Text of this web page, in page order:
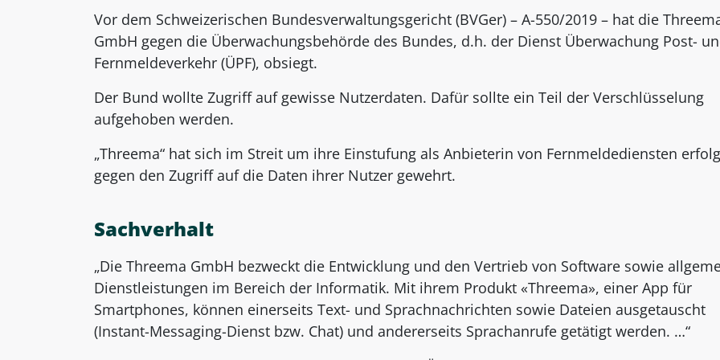
Vor dem Schweizerischen Bundesverwaltungsgericht (BVGer) – A-550/2019 – hat die
GmbH gegen die Überwachungsbehörde des Bundes, d.h. der Dienst Überwachung Post-
Fernmeldeverkehr (ÜPF), obsiegt.
Der Bund wollte Zugriff auf gewisse Nutzerdaten. Dafür sollte ein Teil der Verschlüsselung
aufgehoben werden.
„Threema“ hat sich im Streit um ihre Einstufung als Anbieterin von Fernmeldediensten
gegen den Zugriff auf die Daten ihrer Nutzer gewehrt.
Sachverhalt
„Die Threema GmbH bezweckt die Entwicklung und den Vertrieb von Software sowie
Dienstleistungen im Bereich der Informatik. Mit ihrem Produkt «Threema», einer App für
Smartphones, können einerseits Text- und Sprachnachrichten sowie Dateien ausgetauscht
(Instant-Messaging-Dienst bzw. Chat) und andererseits Sprachanrufe getätigt werden. …“